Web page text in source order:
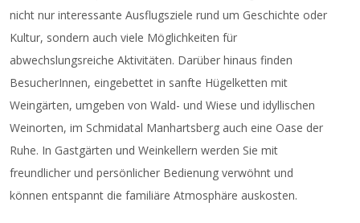
doris.buchmann@volkskulturnoe.at
nicht nur interessante Ausflugsziele rund um Geschichte oder
Kultur, sondern auch viele Möglichkeiten für
abwechslungsreiche Aktivitäten. Darüber hinaus finden
BesucherInnen, eingebettet in sanfte Hügelketten mit
Weingärten, umgeben von Wald- und Wiese und idyllischen
Weinorten, im Schmidatal Manhartsberg auch eine Oase der
Ruhe. In Gastgärten und Weinkellern werden Sie mit
freundlicher und persönlicher Bedienung verwöhnt und
können entspannt die familiäre Atmosphäre auskosten.